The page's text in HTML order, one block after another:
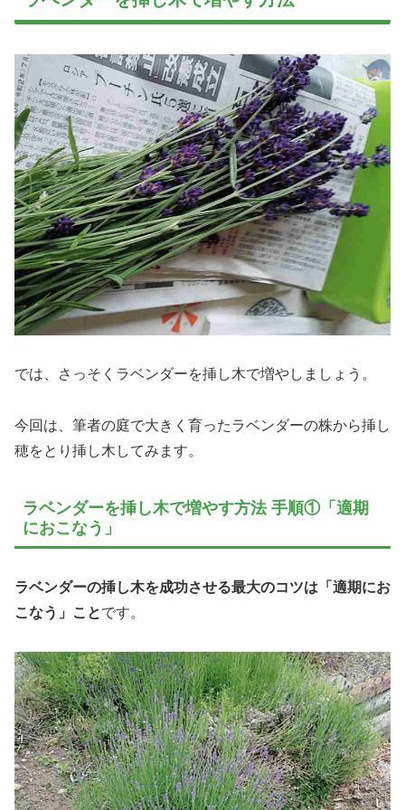
では、さっそくラベンダーを挿し木で増やしましょう。
今回は、筆者の庭で大きく育ったラベンダーの株から挿し
穂をとり挿し木してみます。
ラベンダーを挿し木で増やす方法 手順①「適期
におこなう」
ラベンダーの挿し木を成功させる最大のコツは「適期にお
こなう」ことです。